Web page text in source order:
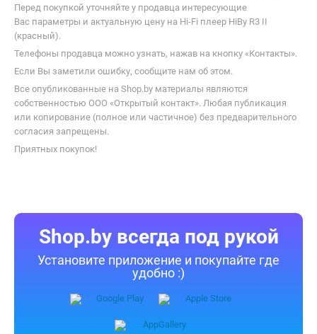
Перед покупкой уточняйте у продавца интересующие
Вас параметры и актуальную цену на Hi-Fi плеер HiBy R3 II
(красный).
Телефоны продавца можно узнать, нажав на кнопку «Контакты».
Если Вы заметили ошибку, сообщите нам об этом.
Все опубликованные на Shop.by материалы являются
собственностью ООО «Открытый контакт». Любая публикация
или копирование (полное или частичное) без предварительного
согласия запрещены.
Приятных покупок!
Shop.by всегда под рукой
Установите приложение и покупайте где
удобно :)